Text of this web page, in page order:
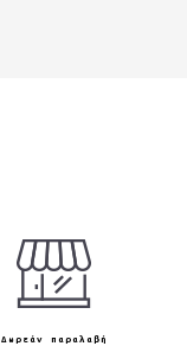
Δωρεάν παραλαβή